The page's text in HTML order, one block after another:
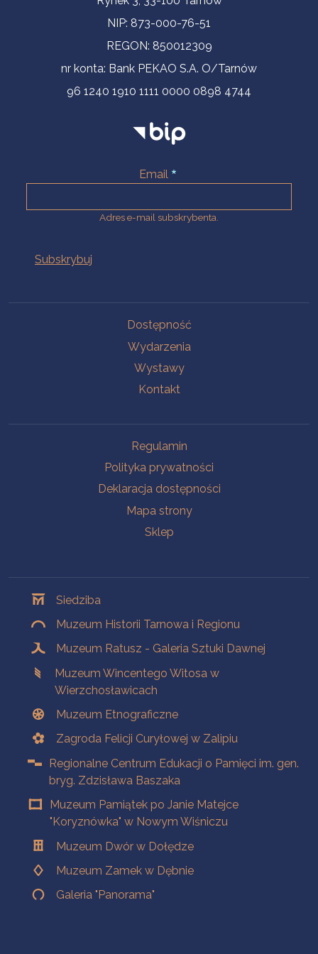
NIP: 873-000-76-51
REGON: 850012309
nr konta: Bank PEKAO S.A. O/Tarnów
96 1240 1910 1111 0000 0898 4744
Email
Adres e-mail subskrybenta.
Dostępność
Wydarzenia
Wystawy
Kontakt
Regulamin
Polityka prywatności
Deklaracja dostępności
Mapa strony
Sklep
Siedziba
Muzeum Historii Tarnowa i Regionu
Muzeum Ratusz - Galeria Sztuki Dawnej
Muzeum Wincentego Witosa w
Wierzchosławicach
Muzeum Etnograficzne
Zagroda Felicji Curyłowej w Zalipiu
Regionalne Centrum Edukacji o Pamięci im. gen.
bryg. Zdzisława Baszaka
Muzeum Pamiątek po Janie Matejce
"Koryznówka" w Nowym Wiśniczu
Muzeum Dwór w Dołędze
Muzeum Zamek w Dębnie
Galeria "Panorama"